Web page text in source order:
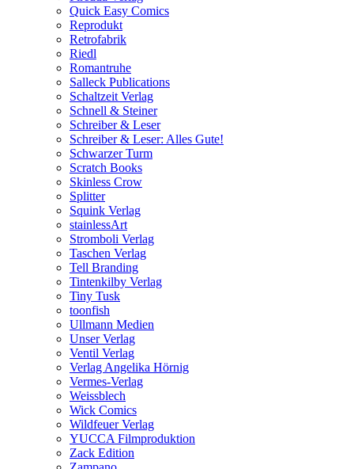
Quick Easy Comics
Reprodukt
Retrofabrik
Riedl
Romantruhe
Salleck Publications
Schaltzeit Verlag
Schnell & Steiner
Schreiber & Leser
Schreiber & Leser: Alles Gute!
Schwarzer Turm
Scratch Books
Skinless Crow
Splitter
Squink Verlag
stainlessArt
Stromboli Verlag
Taschen Verlag
Tell Branding
Tintenkilby Verlag
Tiny Tusk
toonfish
Ullmann Medien
Unser Verlag
Ventil Verlag
Verlag Angelika Hörnig
Vermes-Verlag
Weissblech
Wick Comics
Wildfeuer Verlag
YUCCA Filmproduktion
Zack Edition